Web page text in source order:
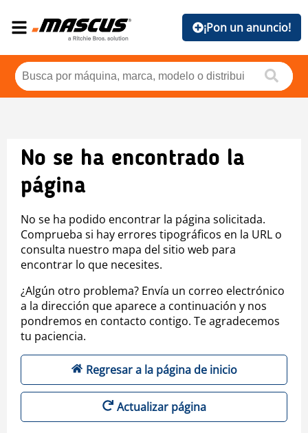
¡Pon un anuncio!
No se ha encontrado la
página
No se ha podido encontrar la página solicitada.
Comprueba si hay errores tipográficos en la URL o
consulta nuestro mapa del sitio web para
encontrar lo que necesites.
¿Algún otro problema? Envía un correo electrónico
a la dirección que aparece a continuación y nos
pondremos en contacto contigo. Te agradecemos
tu paciencia.
Regresar a la página de inicio
Actualizar página